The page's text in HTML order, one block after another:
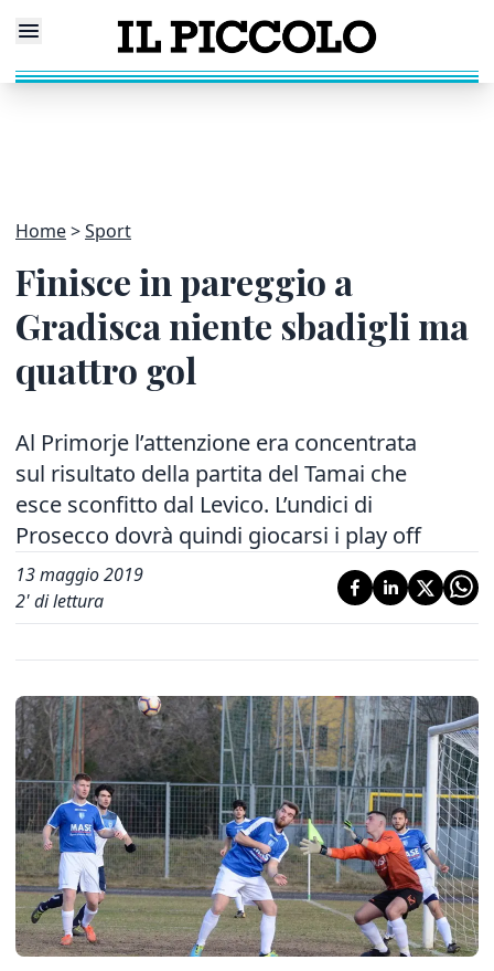
Home Sport
Finisce in pareggio a
Gradisca niente sbadigli ma
quattro gol
Al Primorje l’attenzione era concentrata
sul risultato della partita del Tamai che
esce sconfitto dal Levico. L’undici di
Prosecco dovrà quindi giocarsi i play off
13 maggio 2019
2' di lettura